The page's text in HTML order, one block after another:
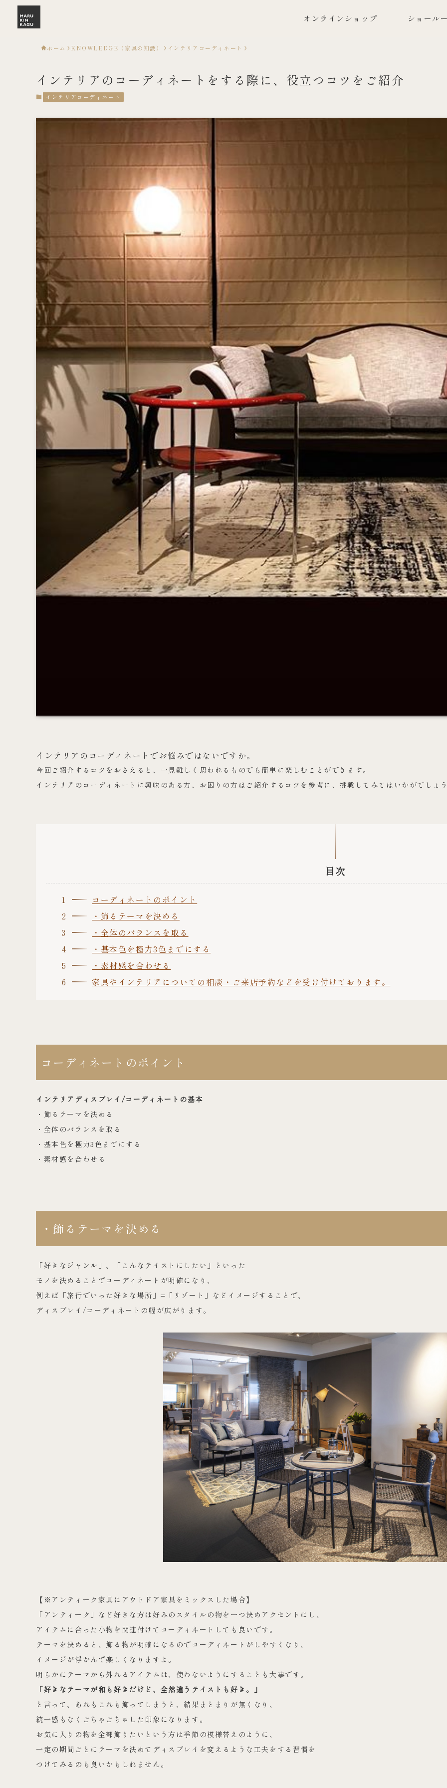
オンラインショップ ショール
ホーム KNOWLEDGE（家具の知識） インテリアコーディネート
インテリアのコーディネートをする際に、役立つコツをご紹介
インテリアコーディネート
インテリアのコーディネートでお悩みではないですか。
今回ご紹介するコツをおさえると、一見難しく思われるものでも簡単に楽しむことができます。
インテリアのコーディネートに興味のある方、お困りの方はご紹介するコツを参考に、挑戦してみてはいかがでしょ
目次
コーディネートのポイント
・飾るテーマを決める
・全体のバランスを取る
・基本色を極力3色までにする
・素材感を合わせる
家具やインテリアについての相談・ご来店予約などを受け付けております。
コーディネートのポイント
インテリアディスプレイ/コーディネートの基本
・飾るテーマを決める
・全体のバランスを取る
・基本色を極力3色までにする
・素材感を合わせる
・飾るテーマを決める
「好きなジャンル」、「こんなテイストにしたい」といった
モノを決めることでコーディネートが明確になり、
例えば「旅行でいった好きな場所」=「リゾート」などイメージすることで、
ディスプレイ/コーディネートの幅が広がります。
【※アンティーク家具にアウトドア家具をミックスした場合】
「アンティーク」など好きな方は好みのスタイルの物を一つ決めアクセントにし、
アイテムに合った小物を関連付けてコーディネートしても良いです。
テーマを決めると、飾る物が明確になるのでコーディネートがしやすくなり、
イメージが浮かんで楽しくなりますよ。
明らかにテーマから外れるアイテムは、使わないようにすることも大事です。
「好きなテーマが和も好きだけど、全然違うテイストも好き。」
と言って、あれもこれも飾ってしまうと、結果まとまりが無くなり、
統一感もなくごちゃごちゃした印象になります。
お気に入りの物を全部飾りたいという方は季節の模様替えのように、
一定の期間ごとにテーマを決めてディスプレイを変えるような工夫をする習慣を
つけてみるのも良いかもしれません。